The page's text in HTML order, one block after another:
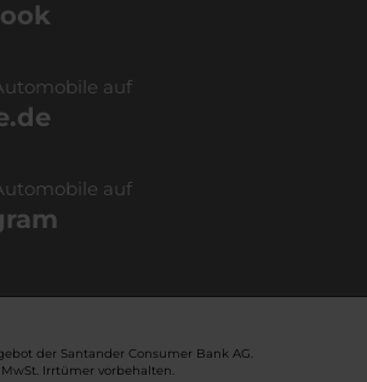
auf
auf
der Santander Consumer Bank AG.
Irrtümer vorbehalten.